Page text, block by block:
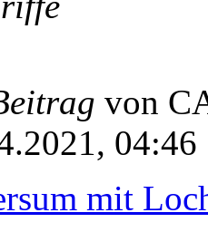
von
04:46
mit